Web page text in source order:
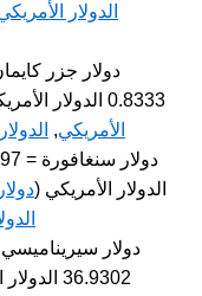
الدولار
0.8333 الدولار الأمريكي (
الأمريكي,
الدولار الأمريكي (
36.9302 الدولار الأمريكي (